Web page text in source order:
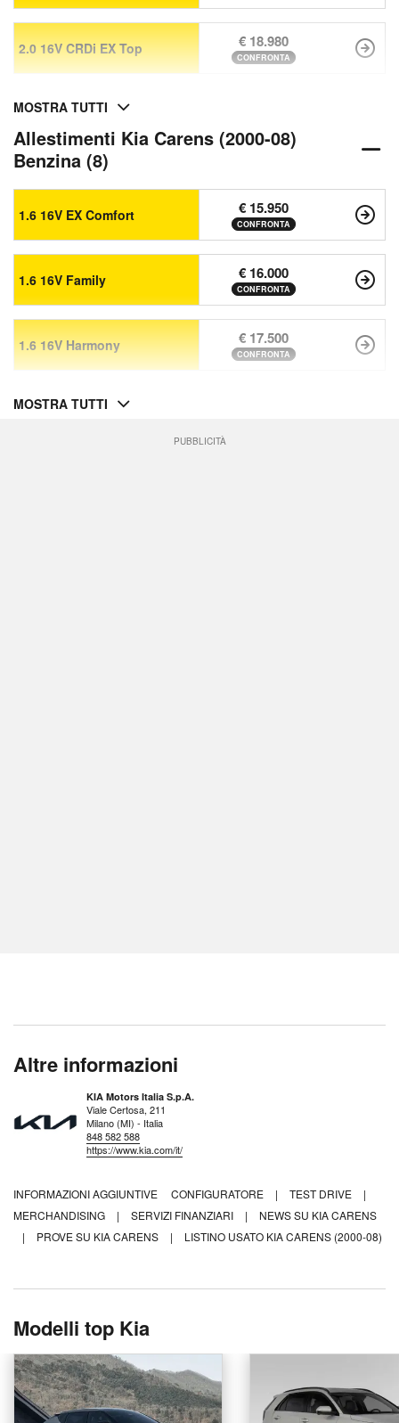
2.0 16V CRDi EX Top € 18.980
CONFRONTA
MOSTRA TUTTI
Allestimenti Kia Carens (2000-08)
Benzina (8)
1.6 16V EX Comfort € 15.950
CONFRONTA
1.6 16V Family € 16.000
CONFRONTA
1.6 16V Harmony € 17.500
CONFRONTA
MOSTRA TUTTI
PUBBLICITÀ
Altre informazioni
KIA Motors Italia S.p.A.
Viale Certosa, 211
Milano (MI) - Italia
848 582 588
https://www.kia.com/it/
INFORMAZIONI AGGIUNTIVE CONFIGURATORE | TEST DRIVE
|
MERCHANDISING
| SERVIZI FINANZIARI |
NEWS SU KIA CARENS
|
PROVE SU KIA CARENS | LISTINO USATO KIA CARENS (2000-08)
Modelli top Kia